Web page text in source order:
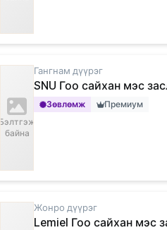
Бэлтгэж
байна
Гангнам дүүрэг
SNU Гоо сайхан мэс
Зөвлөмж
Премиум
Жонро дүүрэг
Lemiel Гоо сайхан мэс